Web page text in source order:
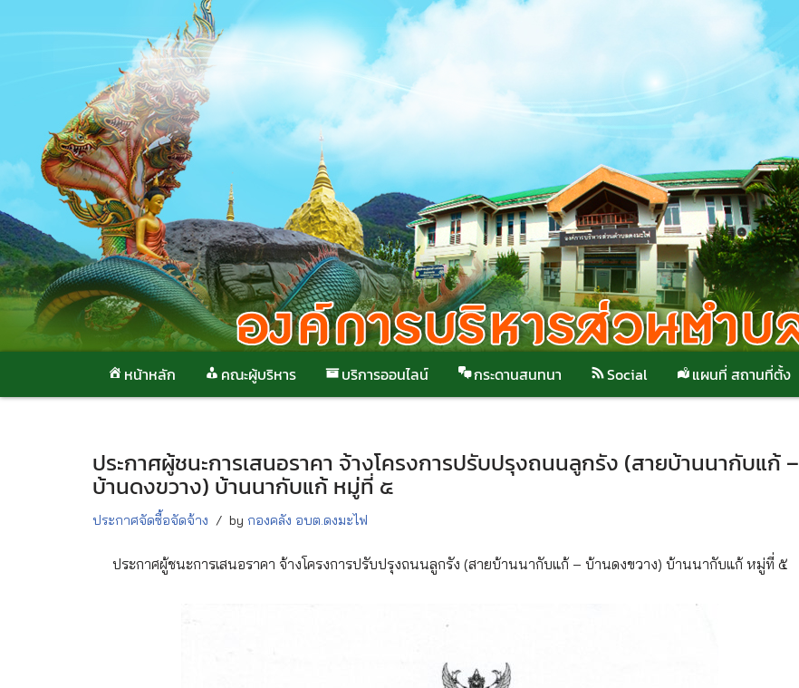
หน้าหลัก คณะผู้บริหาร บริการออนไลน์ กระดานสนทนา Social แผนที่ สถานที่ตั้ง
ประกาศผู้ชนะการเสนอราคา จ้างโครงการปรับปรุงถนนลูกรัง (สายบ้านนากับแก้ –
บ้านดงขวาง) บ้านนากับแก้ หมู่ที่ ๕
ประกาศจัดซื้อจัดจ้าง by กองคลัง อบต.ดงมะไฟ
ประกาศผู้ชนะการเสนอราคา จ้างโครงการปรับปรุงถนนลูกรัง (สายบ้านนากับแก้ – บ้านดงขวาง) บ้านนากับแก้ หมู่ที่ ๕